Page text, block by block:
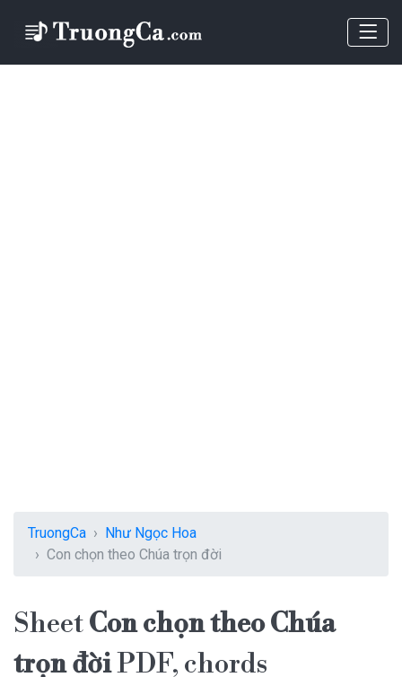
TruongCa
Như Ngọc Hoa
Con chọn theo Chúa trọn đời
SheetCon chọn theo Chúa
trọn đờiPDF, chords